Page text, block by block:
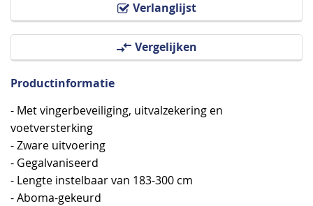
Verlanglijst
Vergelijken
Productinformatie
- Met vingerbeveiliging, uitvalzekering en
voetversterking
- Zware uitvoering
- Gegalvaniseerd
- Lengte instelbaar van 183-300 cm
- Aboma-gekeurd